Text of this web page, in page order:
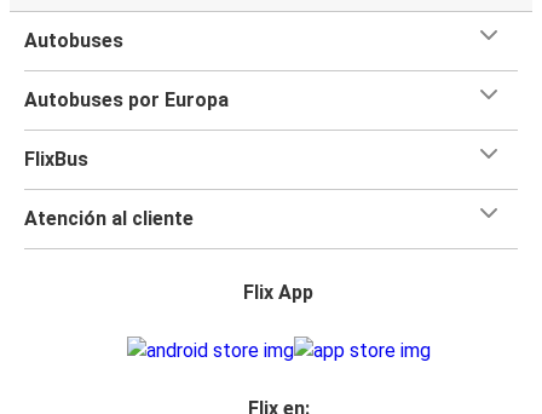
Autobuses
Autobuses por Europa
FlixBus
Atención al cliente
Flix App
Flix en: